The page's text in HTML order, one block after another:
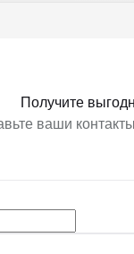
Получите
ваши